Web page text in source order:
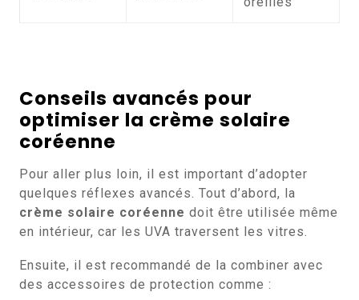
Conseils avancés pour
optimiser la crème solaire
coréenne
Pour aller plus loin, il est important d’adopter
quelques réflexes avancés. Tout d’abord, la
crème solaire coréenne doit être utilisée même
en intérieur, car les UVA traversent les vitres.
Ensuite, il est recommandé de la combiner avec
des accessoires de protection comme :